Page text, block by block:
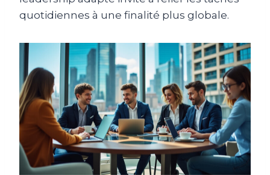
quotidiennes à une finalité plus globale.